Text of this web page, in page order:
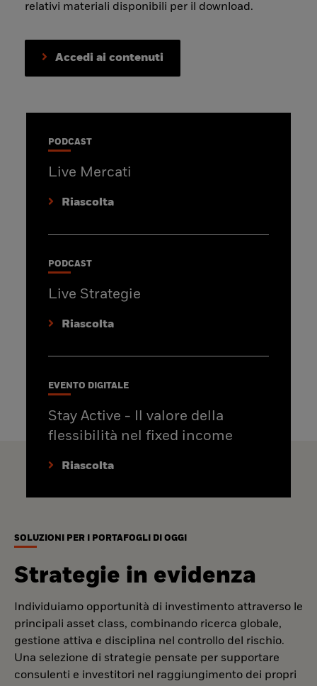
relativi materiali disponibili per il download.
Accedi ai contenuti
PODCAST
Live Mercati
Riascolta
PODCAST
Live Strategie
Riascolta
EVENTO DIGITALE
Stay Active - Il valore della
flessibilità nel fixed income
Riascolta
SOLUZIONI PER I PORTAFOGLI DI OGGI
Strategie in evidenza
Individuiamo opportunità di investimento attraverso le
principali asset class, combinando ricerca globale,
gestione attiva e disciplina nel controllo del rischio.
Una selezione di strategie pensate per supportare
consulenti e investitori nel raggiungimento dei propri